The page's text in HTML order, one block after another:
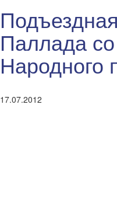
Паллада
Народного
17.07.2012